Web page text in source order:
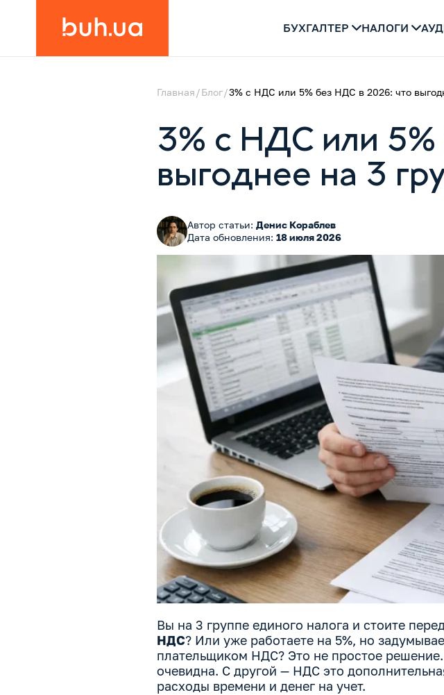
БУХГАЛТЕР НАЛОГИ
Главная Блог 3% с НДС или 5% без НДС в 2026: что
3% с НДС или
выгоднее на 3
Автор статьи: Денис Кораблев
Дата обновления: 18 июля 2026
Вы на 3 группе единого налога и стоите
НДС? Или уже работаете на 5%, но
плательщиком НДС? Это не простое
очевидна. С другой — НДС это
расходы времени и денег на учет.